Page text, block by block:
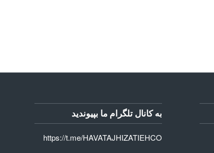
به کانال تلگرام ما بپیوندید
https://t.me/HAVATAJHIZATIEHCO